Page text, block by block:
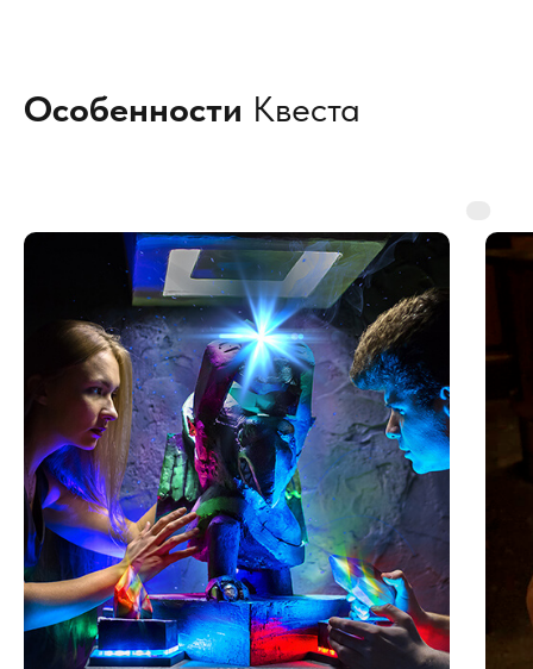
Особенности Квеста